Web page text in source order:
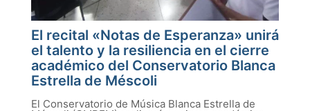
El recital «Notas de Esperanza» unirá
el talento y la resiliencia en el cierre
académico del Conservatorio Blanca
Estrella de Méscoli
El Conservatorio de Música Blanca Estrella de